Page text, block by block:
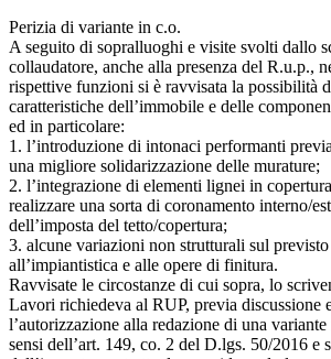
Perizia di variante in c.o.
A seguito di sopralluoghi e visite svolti dallo
collaudatore, anche alla presenza del R.u.p.,
rispettive funzioni si è ravvisata la possibilità
caratteristiche dell’immobile e delle
ed in particolare:
1. l’introduzione di intonaci performanti
una migliore solidarizzazione delle murature;
2. l’integrazione di elementi lignei in
realizzare una sorta di coronamento interno/
dell’imposta del tetto/copertura;
3. alcune variazioni non strutturali sul
all’impiantistica e alle opere di finitura.
Ravvisate le circostanze di cui sopra, lo
Lavori richiedeva al RUP, previa discussione
l’autorizzazione alla redazione di una variante
sensi dell’art. 149, co. 2 del D.lgs. 50/2016 e